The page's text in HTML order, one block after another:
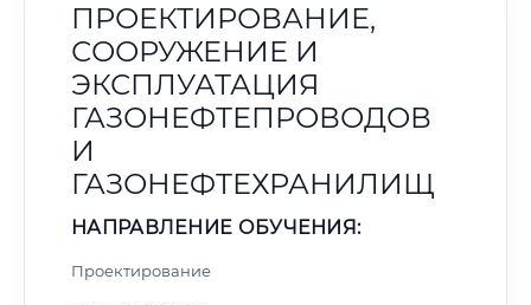
ПРОЕКТИРОВАНИЕ,
СООРУЖЕНИЕ И
ЭКСПЛУАТАЦИЯ
ГАЗОНЕФТЕПРОВОДОВ
И
ГАЗОНЕФТЕХРАНИЛИЩ
НАПРАВЛЕНИЕ ОБУЧЕНИЯ:
Проектирование